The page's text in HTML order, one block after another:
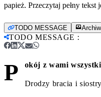
papież. Przeczytaj pełny tekst
TODO MESSAGE
TODO MESSAGE :
P okój z wami
Drodzy bracia i